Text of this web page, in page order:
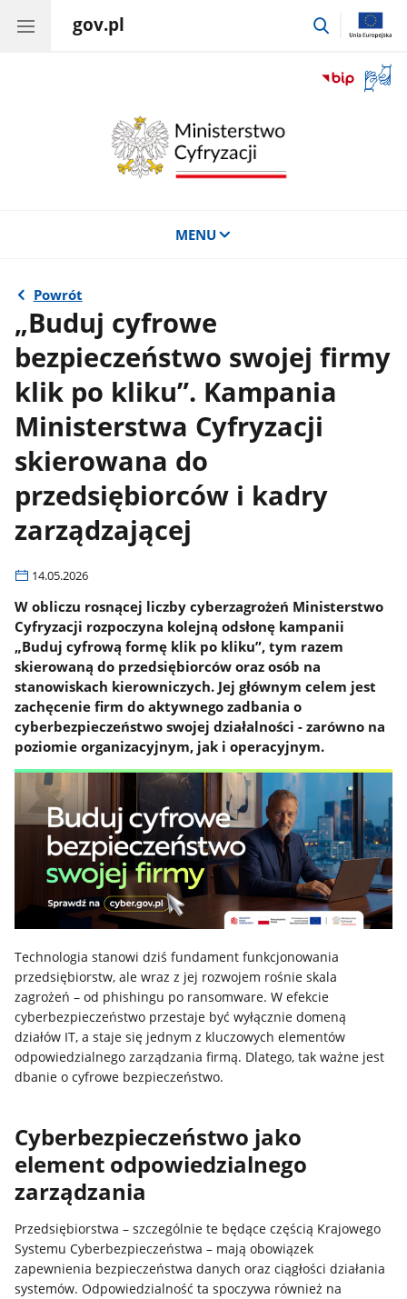
gov.pl
przejdź
okno
MENU
Powrót
„Buduj cyfrowe
bezpieczeństwo swojej firmy
klik po kliku”. Kampania
Ministerstwa Cyfryzacji
skierowana do
przedsiębiorców i kadry
zarządzającej
14.05.2026
W obliczu rosnącej liczby cyberzagrożeń Ministerstwo
Cyfryzacji rozpoczyna kolejną odsłonę kampanii
„Buduj cyfrową formę klik po kliku”, tym razem
skierowaną do przedsiębiorców oraz osób na
stanowiskach kierowniczych. Jej głównym celem jest
zachęcenie firm do aktywnego zadbania o
cyberbezpieczeństwo swojej działalności - zarówno na
poziomie organizacyjnym, jak i operacyjnym.
Technologia stanowi dziś fundament funkcjonowania
przedsiębiorstw, ale wraz z jej rozwojem rośnie skala
zagrożeń – od phishingu po ransomware. W efekcie
cyberbezpieczeństwo przestaje być wyłącznie domeną
działów IT, a staje się jednym z kluczowych elementów
odpowiedzialnego zarządzania firmą. Dlatego, tak ważne jest
dbanie o cyfrowe bezpieczeństwo.
Cyberbezpieczeństwo jako
element odpowiedzialnego
zarządzania
Przedsiębiorstwa – szczególnie te będące częścią Krajowego
Systemu Cyberbezpieczeństwa – mają obowiązek
zapewnienia bezpieczeństwa danych oraz ciągłości działania
systemów. Odpowiedzialność ta spoczywa również na